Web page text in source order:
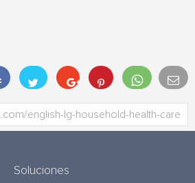
Soluciones